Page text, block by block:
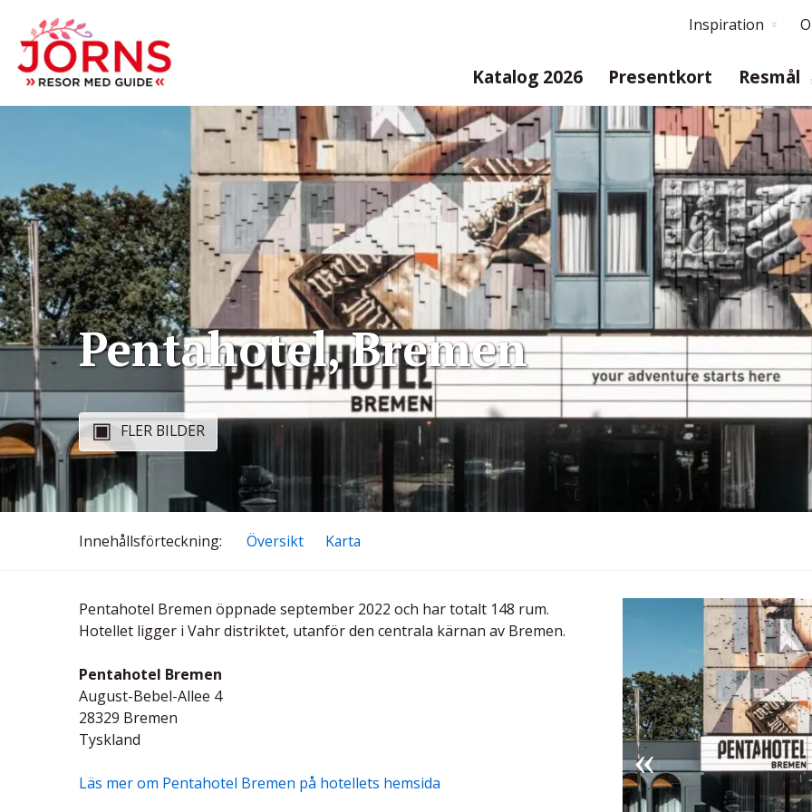
Inspiration
Katalog 2026 Presentkort Resmål
Pentahotel, Bremen
FLER BILDER
Innehållsförteckning Översikt Karta
Pentahotel Bremen öppnade september 2022 och har totalt 148 rum.
Hotellet ligger i Vahr distriktet, utanför den centrala kärnan av Bremen.
Pentahotel Bremen
August-Bebel-Allee 4
28329 Bremen
Tyskland
Läs mer om Pentahotel Bremen på hotellets hemsida